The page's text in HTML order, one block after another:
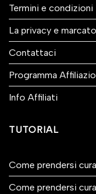
Termini e condizioni
La privacy e
Contattaci
Programma
Info Affiliati
TUTORIAL
Come prendersi
Come prendersi